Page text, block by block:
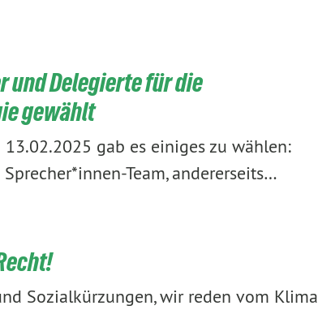
und Delegierte für die
gewählt
gab es einiges zu wählen:
Team, andererseits…
Sozialkürzungen, wir reden vom Klima